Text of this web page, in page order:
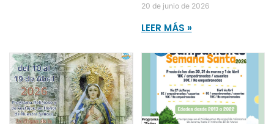
20 de junio de 2026
LEER MÁS »